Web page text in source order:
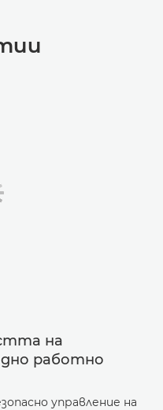
на
работно
управление на